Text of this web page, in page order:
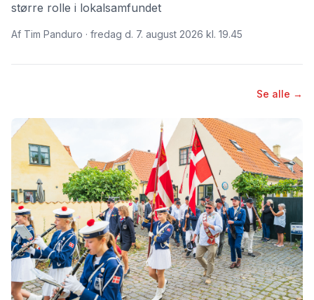
større rolle i lokalsamfundet
Af Tim Panduro · fredag d. 7. august 2026 kl. 19.45
Se alle →